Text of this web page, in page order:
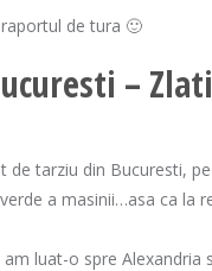
de tura 🙂
–
de tarziu din Bucuresti,
a masinii…asa ca la
luat-o spre Alexandria